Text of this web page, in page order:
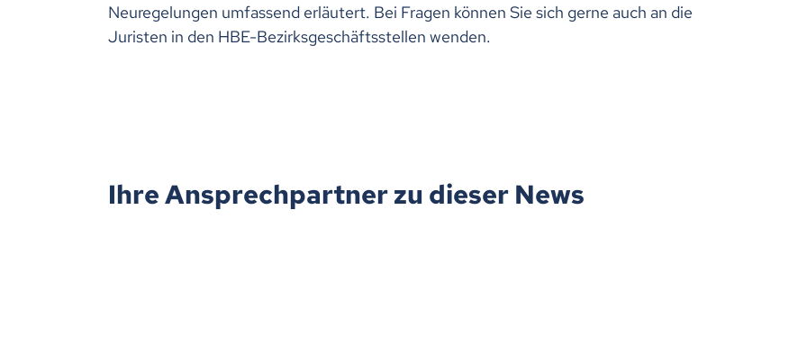
Neuregelungen umfassend erläutert. Bei Fragen können Sie sich gerne auch an die
Juristen in den HBE-Bezirksgeschäftsstellen wenden.
Ihre Ansprechpartner zu dieser News